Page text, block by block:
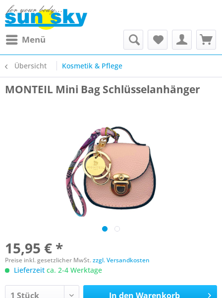
Menü
Übersicht Kosmetik & Pflege
MONTEIL Mini Bag Schlüsselanhänger
15,95 € *
Preise inkl. gesetzlicher MwSt.zzgl. Versandkosten
Lieferzeit ca. 2-4 Werktage
In den Warenkorb